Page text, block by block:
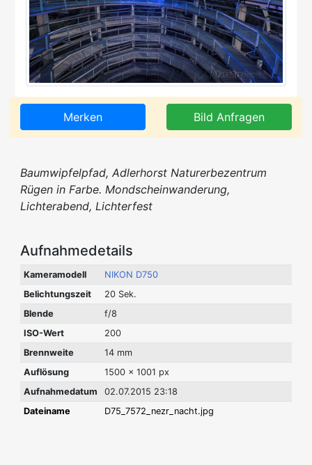
Merken Bild Anfragen
Baumwipfelpfad, Adlerhorst Naturerbezentrum
Rügen in Farbe. Mondscheinwanderung,
Lichterabend, Lichterfest
Aufnahmedetails
Kameramodell
NIKON D750
Belichtungszeit
20 Sek.
Blende
f/8
ISO-Wert
200
Brennweite
14 mm
Auflösung
1500 x 1001 px
Aufnahmedatum
02.07.2015 23:18
Dateiname
D75_7572_nezr_nacht.jpg